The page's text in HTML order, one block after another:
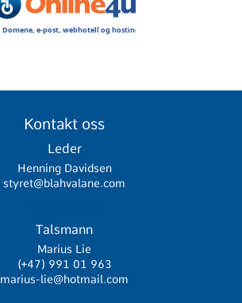
Kontakt oss
Leder
Henning Davidsen
styret@blahvalane.com
Talsmann
Marius Lie
(+47) 991 01 963
marius-lie@hotmail.com